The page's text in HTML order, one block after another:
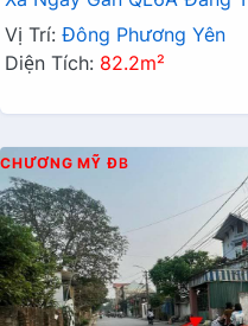
Vị Trí: Đông Phương Yên
Diện Tích: 82.2m²
CHƯƠNG MỸ ĐB